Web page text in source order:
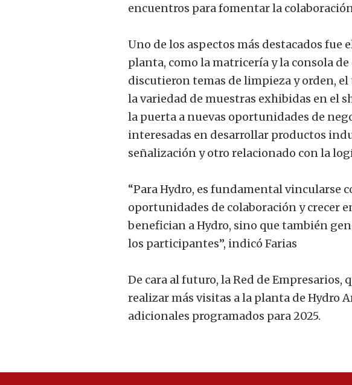
encuentros para fomentar la
Uno de los aspectos más destacados fue
planta, como la matricería y la consola
discutieron temas de limpieza y orden,
la variedad de muestras exhibidas en el
la puerta a nuevas oportunidades de
interesadas en desarrollar productos
señalización y otro relacionado con la
“Para Hydro, es fundamental vincularse
oportunidades de colaboración y crecer
benefician a Hydro, sino que también
los participantes”, indicó Farias
De cara al futuro, la Red de Empresarios,
realizar más visitas a la planta de Hydro
adicionales programados para 2025.